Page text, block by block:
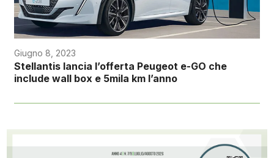
Giugno 8, 2023
Stellantis lancia l’offerta Peugeot e-GO che
include wall box e 5mila km l’anno